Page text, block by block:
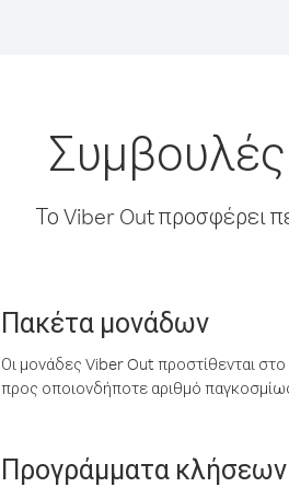
Το Viber Out προσφέρει
Πακέτα μονάδων
Οι μονάδες Viber Out προστίθενται
προς οποιονδήποτε αριθμό
Προγράμματα